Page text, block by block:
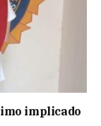
implicado